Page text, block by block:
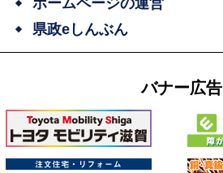
県政eしんぶん
バナー広告